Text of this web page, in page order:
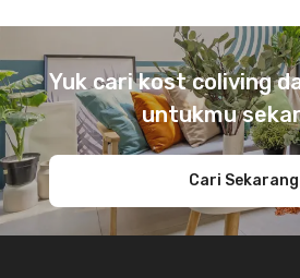
Yuk cari kost coliving
untukmu
Cari Sekarang